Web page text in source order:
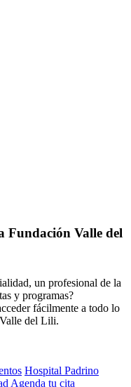
Fundación Valle del
un profesional de la
y programas?
fácilmente a todo lo
del Lili.
Hospital Padrino
Agenda tu cita